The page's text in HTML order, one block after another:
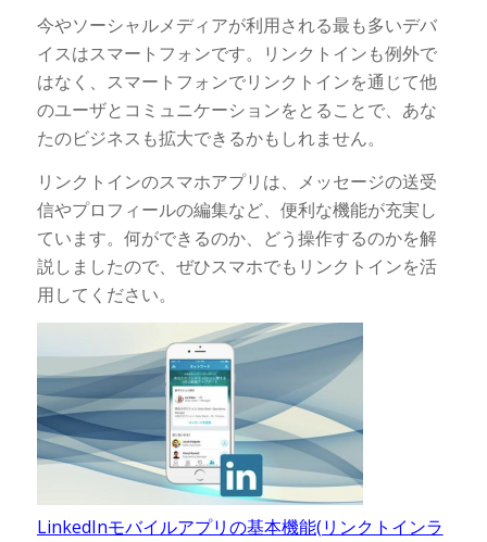
今やソーシャルメディアが利用される最も多いデバ
イスはスマートフォンです。リンクトインも例外で
はなく、スマートフォンでリンクトインを通じて他
のユーザとコミュニケーションをとることで、あな
たのビジネスも拡大できるかもしれません。
リンクトインのスマホアプリは、メッセージの送受
信やプロフィールの編集など、便利な機能が充実し
ています。何ができるのか、どう操作するのかを解
説しましたので、ぜひスマホでもリンクトインを活
用してください。
LinkedInモバイルアプリの基本機能(リンクトインラ